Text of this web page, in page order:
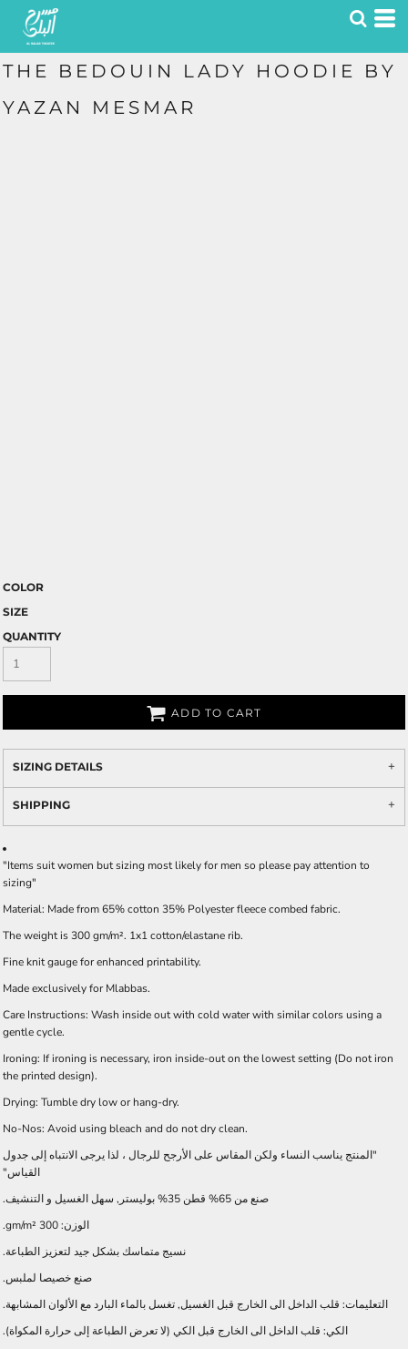
THE BEDOUIN LADY HOODIE BY
YAZAN MESMAR
COLOR
SIZE
QUANTITY
ADD TO CART
SIZING DETAILS
SHIPPING
"Items suit women but sizing most likely for men so please pay attention to
sizing"
Material: Made from 65% cotton 35% Polyester fleece combed fabric.
The weight is 300 gm/m². 1x1 cotton/elastane rib.
Fine knit gauge for enhanced printability.
Made exclusively for Mlabbas.
Care Instructions: Wash inside out with cold water with similar colors using a
gentle cycle.
Ironing: If ironing is necessary, iron inside-out on the lowest setting (Do not iron
the printed design).
Drying: Tumble dry low or hang-dry.
No-Nos: Avoid using bleach and do not dry clean.
"المنتج يناسب النساء ولكن المقاس على الأرجح للرجال ، لذا يرجى الانتباه إلى جدول
القياس"
صنع من 65% قطن 35% بوليستر, سهل الغسيل و التنشيف.
الوزن: 300 gm/m².
نسيج متماسك بشكل جيد لتعزيز الطباعة.
صنع خصيصا لملبس.
التعليمات: قلب الداخل الى الخارج قبل الغسيل, تغسل بالماء البارد مع الألوان المشابهة.
الكي: قلب الداخل الى الخارج قبل الكي (لا تعرض الطباعة إلى حرارة المكواة).